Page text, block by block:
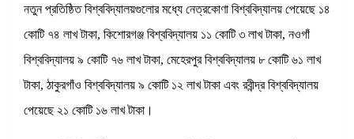
নতুন প্রতিষ্ঠিত বিশ্ববিদ্যালয়গুলোর মধ্যে নেত্রকোণা বিশ্ববিদ্যালয় পেয়েছে ১৪
কোটি ৭৪ লাখ টাকা, কিশোরগঞ্জ বিশ্ববিদ্যালয় ১১ কোটি ৩ লাখ টাকা, নওগাঁ
বিশ্ববিদ্যালয় ৯ কোটি ৭৬ লাখ টাকা, মেহেরপুর বিশ্ববিদ্যালয় ৮ কোটি ৬১ লাখ
টাকা, ঠাকুরগাঁও বিশ্ববিদ্যালয় ৯ কোটি ১২ লাখ টাকা এবং রবীন্দ্র বিশ্ববিদ্যালয়
পেয়েছে ২১ কোটি ১৬ লাখ টাকা।